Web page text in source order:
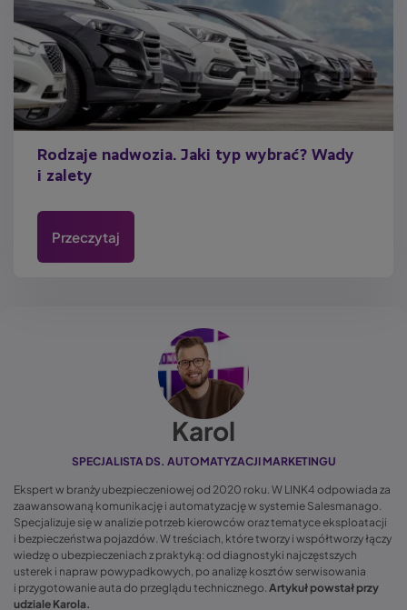
Rodzaje nadwozia. Jaki typ wybrać? Wady
i zalety
Przeczytaj
Karol
SPECJALISTA DS. AUTOMATYZACJI MARKETINGU
Ekspert w branży ubezpieczeniowej od 2020 roku. W LINK4 odpowiada za
zaawansowaną komunikację i automatyzację w systemie Salesmanago.
Specjalizuje się w analizie potrzeb kierowców oraz tematyce eksploatacji
i bezpieczeństwa pojazdów. W treściach, które tworzy i współtworzy łączy
wiedzę o ubezpieczeniach z praktyką: od diagnostyki najczęstszych
usterek i napraw powypadkowych, po analizę kosztów serwisowania
i przygotowanie auta do przeglądu technicznego. Artykuł powstał przy
udziale Karola.